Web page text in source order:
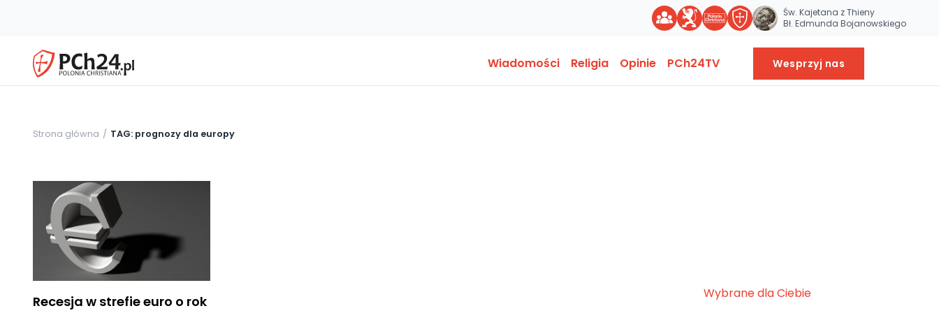
Św. Kajetana z Thieny
Bł. Edmunda Bojanowskiego
Wiadomości Religia Opinie PCh24TV Wesprzyj nas
Strona główna TAG: prognozy dla europy
Recesja w strefie euro o rok
Wybrane dla Ciebie